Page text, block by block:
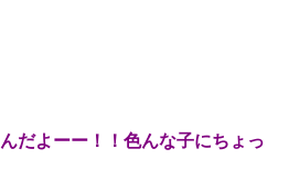
だよーー！！色んな子にちょっ